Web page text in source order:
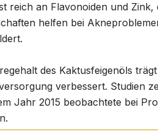
reich an Flavonoiden und
helfen bei
des Kaktusfeigenöls
verbessert. Studien
Jahr 2015 beobachtete bei